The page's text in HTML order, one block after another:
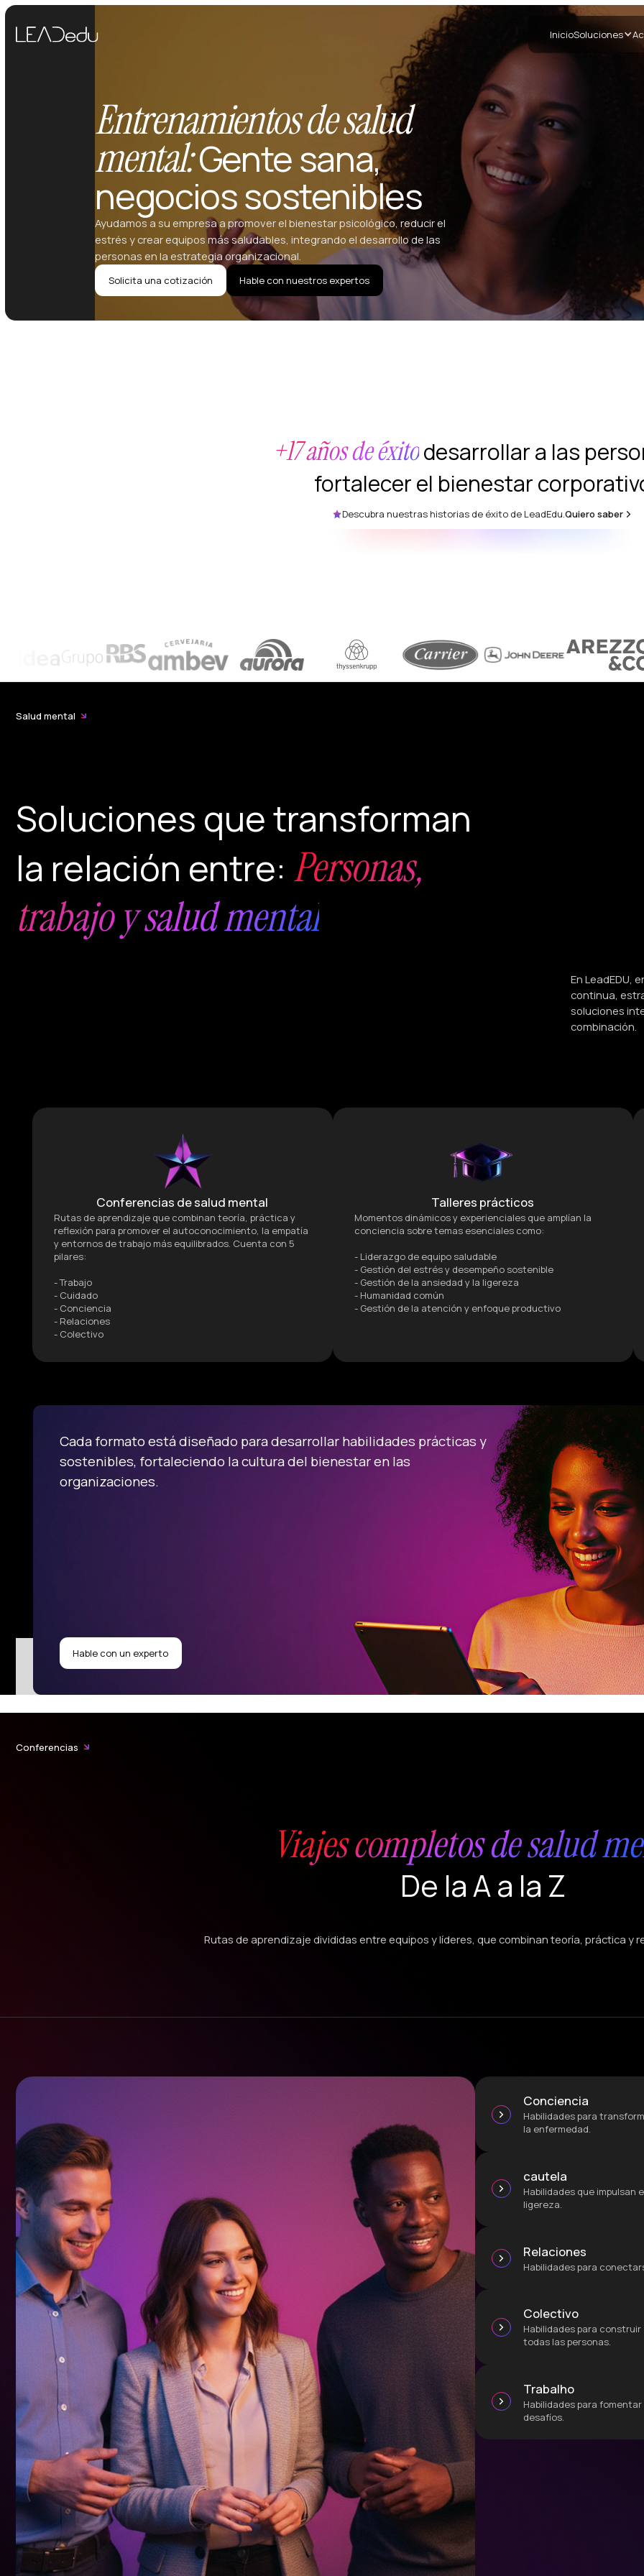
InicioSoluciones
Entrenamientos de salud
mental:Gente sana,
negocios sostenibles
Ayudamos a su empresa a promover el bienestar psicológico, reducir el
estrés y crear equipos más saludables, integrando el desarrollo de las
personas en la estrategia organizacional.
Solicita una cotización Hable con nuestros expertos
+17 años de éxitodesarrollar a las
fortalecer el bienestar
Descubra nuestras historias de éxito de LeadEdu.Quiero saber
Salud mental
Soluciones que transforman
la relación entre: Personas,
trabajo y salud mental
En LeadEDU,
continua,
soluciones
combinación.
Conferencias de salud mental
Rutas de aprendizaje que combinan teoría, práctica y
reflexión para promover el autoconocimiento, la empatía
y entornos de trabajo más equilibrados. Cuenta con 5
pilares:
- Trabajo
- Cuidado
- Conciencia
- Relaciones
- Colectivo
Talleres prácticos
Momentos dinámicos y experienciales que amplían la
conciencia sobre temas esenciales como:
- Liderazgo de equipo saludable
- Gestión del estrés y desempeño sostenible
- Gestión de la ansiedad y la ligereza
- Humanidad común
- Gestión de la atención y enfoque productivo
Cada formato está diseñado para desarrollar habilidades prácticas y
sostenibles, fortaleciendo la cultura del bienestar en las
organizaciones.
Hable con un experto
Conferencias
Viajes completos de salud
De la A a la Z
Rutas de aprendizaje divididas entre equipos y líderes, que combinan teoría, práctica y
Conciencia
Habilidades para
la enfermedad.
cautela
Habilidades que impulsan
ligereza.
Relaciones
Habilidades para
Colectivo
Habilidades para
todas las personas.
Trabalho
Habilidades para
desafíos.